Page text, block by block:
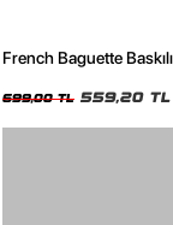
French Baguette
699,00 TL 559,20 TL